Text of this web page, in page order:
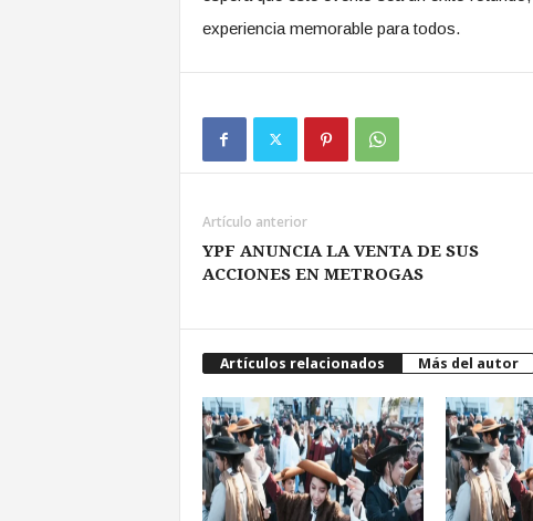
experiencia memorable para todos.
Artículo anterior
YPF ANUNCIA LA VENTA DE SUS
ACCIONES EN METROGAS
Artículos relacionados Más del autor